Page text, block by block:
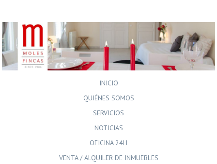
INICIO
QUIÉNES SOMOS
SERVICIOS
NOTICIAS
OFICINA 24H
VENTA / ALQUILER DE INMUEBLES